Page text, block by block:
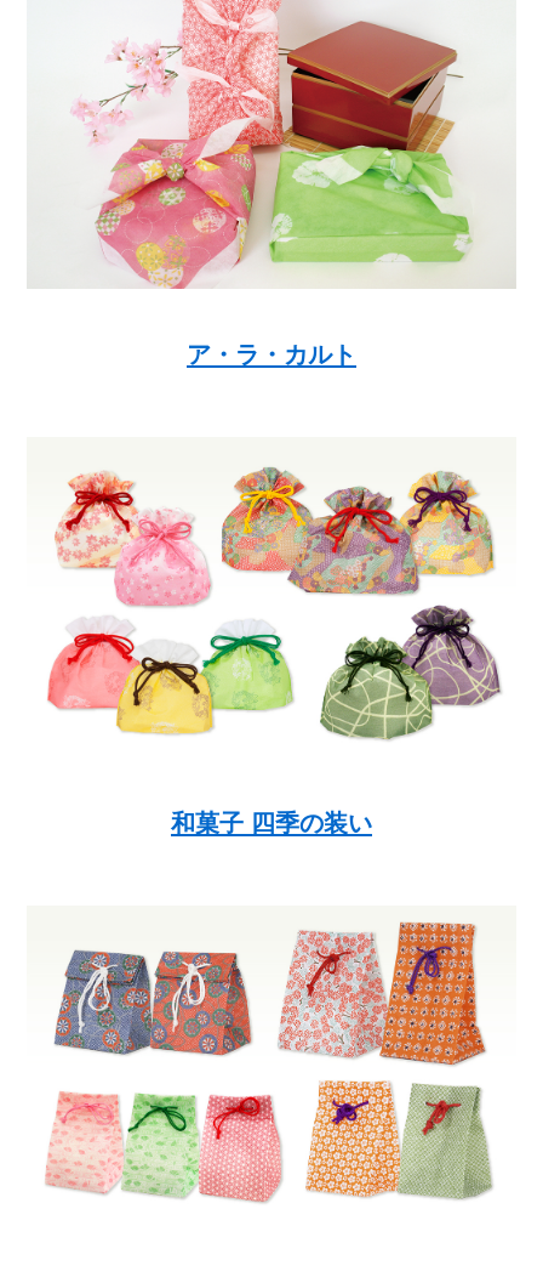
ア・ラ・カルト
和菓子 四季の装い